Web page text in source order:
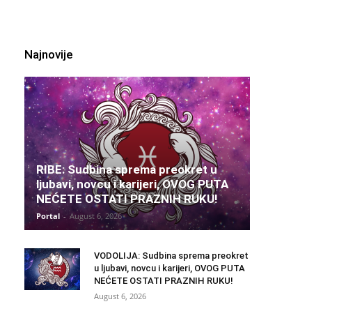
Najnovije
RIBE: Sudbina sprema preokret u
ljubavi, novcu i karijeri, OVOG PUTA
NEĆETE OSTATI PRAZNIH RUKU!
Portal - August 6, 2026
VODOLIJA: Sudbina sprema preokret
u ljubavi, novcu i karijeri, OVOG PUTA
NEĆETE OSTATI PRAZNIH RUKU!
August 6, 2026